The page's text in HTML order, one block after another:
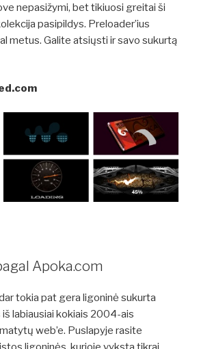
nepasižymi, bet tikiuosi greitai ši
pasipildys. Preloader’ius
metus. Galite atsiųsti ir savo sukurtą
Apoka.com
tokia pat gera ligoninė sukurta
labiausiai kokiais 2004-ais
web’e. Puslapyje rasite